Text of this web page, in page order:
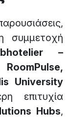
συμμετοχή
–
University
επιτυχία
Hubs,